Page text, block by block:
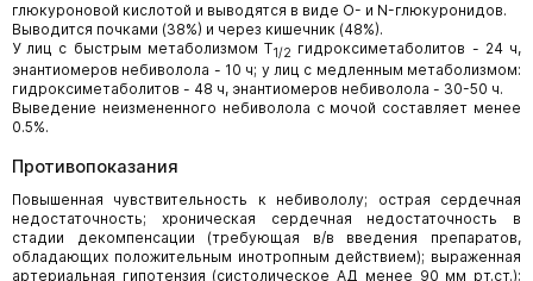
глюкуроновой кислотой и выводятся в виде О- и N-глюкуронидов.
Выводится почками (38%) и через кишечник (48%).
У лиц с быстрым метаболизмом T1/2 гидроксиметаболитов - 24 ч,
энантиомеров небиволола - 10 ч; у лиц с медленным метаболизмом:
гидроксиметаболитов - 48 ч, энантиомеров небиволола - 30-50 ч.
Выведение неизмененного небиволола с мочой составляет менее
0.5%.
Противопоказания
Повышенная чувствительность к небивололу; острая сердечная
недостаточность; хроническая сердечная недостаточность в
стадии декомпенсации (требующая в/в введения препаратов,
обладающих положительным инотропным действием); выраженная
артериальная гипотензия (систолическое АД менее 90 мм рт.ст.);